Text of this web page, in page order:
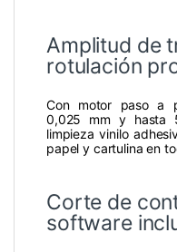
Amplitud de
rotulación
Con motor paso a
0,025 mm y hasta
limpieza vinilo
papel y cartulina en
Corte de
software